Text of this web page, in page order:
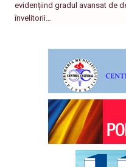
evidențiind gradul avansat de
învelitorii…